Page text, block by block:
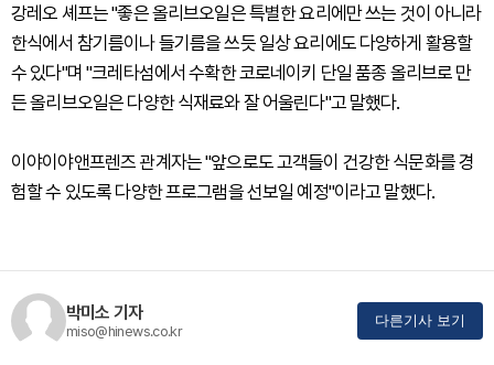
강레오 셰프는 "좋은 올리브오일은 특별한 요리에만 쓰는 것이 아니라
한식에서 참기름이나 들기름을 쓰듯 일상 요리에도 다양하게 활용할
수 있다"며 "크레타섬에서 수확한 코로네이키 단일 품종 올리브로 만
든 올리브오일은 다양한 식재료와 잘 어울린다"고 말했다.
이야이야앤프렌즈 관계자는 "앞으로도 고객들이 건강한 식문화를 경
험할 수 있도록 다양한 프로그램을 선보일 예정"이라고 말했다.
박미소 기자
miso@hinews.co.kr
다른기사 보기